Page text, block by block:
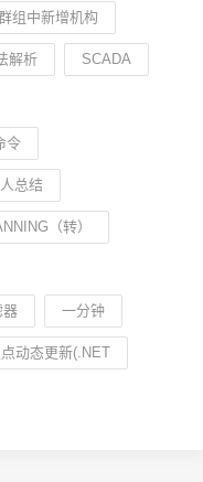
组中新增机构
解析 SCADA
令
总结
（转）
器 一分钟
动态更新(.NET